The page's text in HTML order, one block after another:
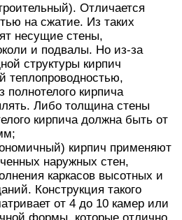
Отличается
на сжатие. Из таких
несущие стены,
и подвалы. Но из-за
структуры кирпич
теплопроводностью,
полнотелого кирпича
Либо толщина стены
кирпича должна быть от
кирпич применяют
наружных стен,
каркасов высотных и
Конструкция такого
от 4 до 10 камер или